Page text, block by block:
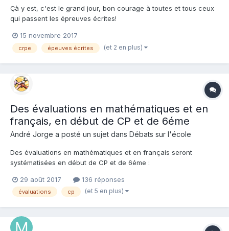
Çà y est, c'est le grand jour, bon courage à toutes et tous ceux
qui passent les épreuves écrites!
15 novembre 2017
crpe épeuves écrites (et 2 en plus)
Des évaluations en mathématiques et en
français, en début de CP et de 6éme
André Jorge a posté un sujet dans Débats sur l'école
Des évaluations en mathématiques et en français seront
systématisées en début de CP et de 6éme :
evaluations-en-francais-et-en-mathematiques-vont-etre-
systematisees-en-debut-de-cp-et-de-
29 août 2017 136 réponses
évaluations cp (et 5 en plus)